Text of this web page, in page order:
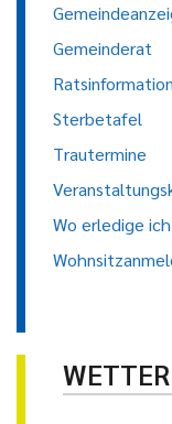
Gemeinderat
Sterbetafel
Trautermine
Wo erledige
WETTER